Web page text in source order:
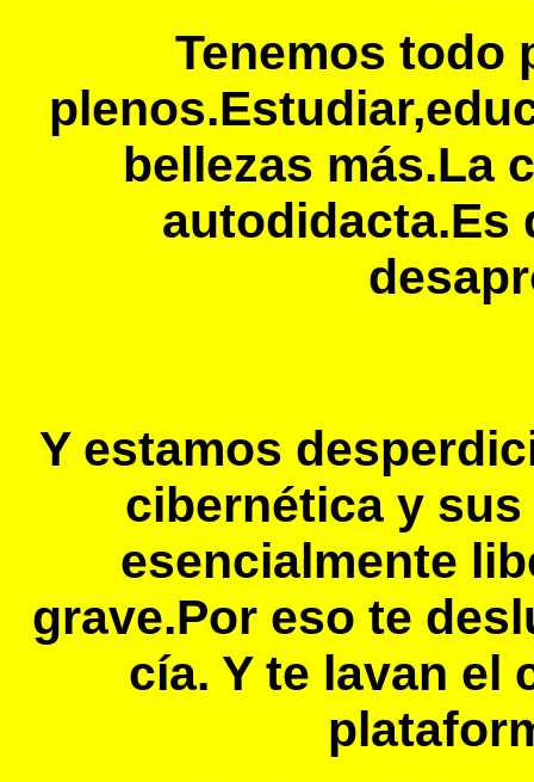
Tenemos todo
bellezas más.La
autodidacta.Es
Y estamos
cibernética y
esencialmente
grave.Por eso te
cía. Y te lavan el